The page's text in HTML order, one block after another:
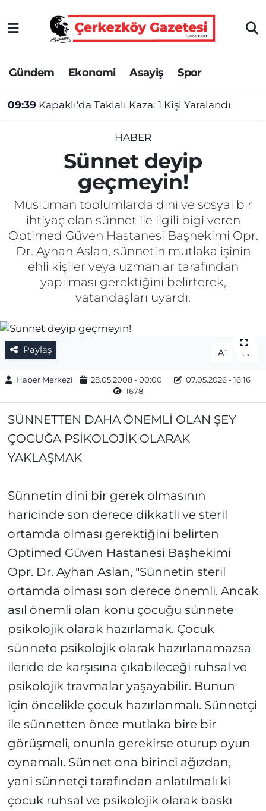
Gündem Ekonomi Asayiş Spor
09:39 Kapaklı'da Taklalı Kaza: 1 Kişi Yaralandı
HABER
Sünnet deyip
geçmeyin!
Müslüman toplumlarda dini ve sosyal bir
ihtiyaç olan sünnet ile ilgili bigi veren
Optimed Güven Hastanesi Başhekimi Opr.
Dr. Ayhan Aslan, sünnetin mutlaka işinin
ehli kişiler veya uzmanlar tarafından
yapılması gerektiğini belirterek,
vatandaşları uyardı.
Paylaş A- A
Haber Merkezi 28.05.2008 - 00:00
07.05.2026 - 16:16
1678
SÜNNETTEN DAHA ÖNEMLİ OLAN ŞEY
ÇOCUĞA PSİKOLOJİK OLARAK
YAKLAŞMAK
Sünnetin dini bir gerek olmasının
haricinde son derece dikkatli ve steril
ortamda olması gerektiğini belirten
Optimed Güven Hastanesi Başhekimi
Opr. Dr. Ayhan Aslan, "Sünnetin steril
ortamda olması son derece önemli. Ancak
asıl önemli olan konu çocuğu sünnete
psikolojik olarak hazırlamak. Çocuk
sünnete psikolojik olarak hazırlanamazsa
ileride de karşısına çıkabileceği ruhsal ve
psikolojik travmalar yaşayabilir. Bunun
için öncelikle çocuk hazırlanmalı. Sünnetçi
ile sünnetten önce mutlaka bire bir
görüşmeli, onunla gerekirse oturup oyun
oynamalı. Sünnet ona birinci ağızdan,
yani sünnetçi tarafından anlatılmalı ki
çocuk ruhsal ve psikolojik olarak baskı
Asayiş
Ekonomi
Gündem
Kültür&Sanat
Manşet
SAĞLIK
Spor
Gizlilik Sözleşmesi
Künye
Topluluk Kuralları
Tekirdağ Nöbetçi Eczaneler
Tekirdağ Hava Durumu
Tekirdağ Namaz Vakitleri
Tekirdağ Trafik Yoğunluk Haritası
Süper Lig Puan Durumu ve Fikstür
Tüm Manşetler
Son Dakika Haberleri
Haber Arşivi